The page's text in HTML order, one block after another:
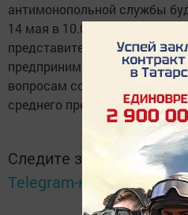
антимонопольной службы
14 мая в 10.00 часов. В ходе
представителям
предпринимателям будут
вопросам соблюдения прав
среднего
Следите за самым
Telegram-канале